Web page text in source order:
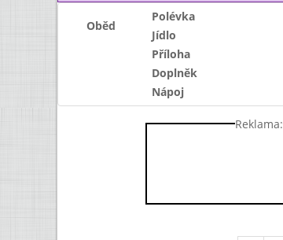
Oběd
Polévka
Jídlo
Příloha
Doplněk
Nápoj
Reklama: